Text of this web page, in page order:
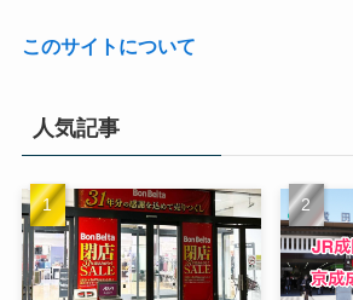
このサイトについて
人気記事